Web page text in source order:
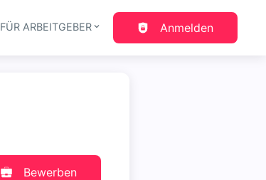
FÜR ARBEITGEBER Anmelden
Bewerben